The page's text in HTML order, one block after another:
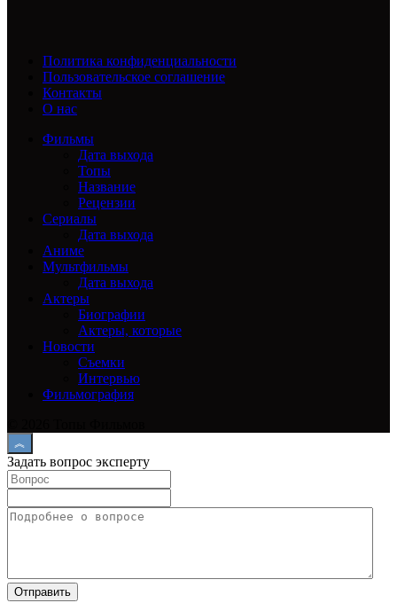
Политика конфиденциальности
Пользовательское соглашение
Контакты
О нас
Фильмы
Дата выхода
Топы
Название
Рецензии
Сериалы
Дата выхода
Аниме
Мультфильмы
Дата выхода
Актеры
Биографии
Актеры, которые
Новости
Съемки
Интервью
Фильмография
Задать вопрос эксперту